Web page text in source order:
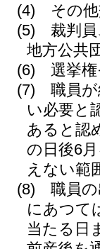
(4)
その
(5)
裁判
地方公共
(6)
選挙
(7)
職員
い必要と
あると認
の日後6
えない範
(8)
職員
にあつて
当たる日